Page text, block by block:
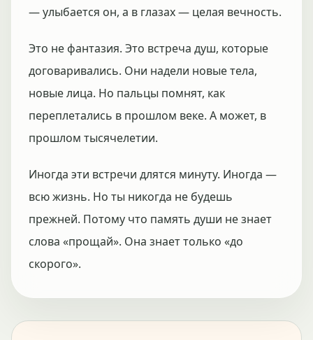
— улыбается он, а в глазах — целая вечность.
Это не фантазия. Это встреча душ, которые
договаривались. Они надели новые тела,
новые лица. Но пальцы помнят, как
переплетались в прошлом веке. А может, в
прошлом тысячелетии.
Иногда эти встречи длятся минуту. Иногда —
всю жизнь. Но ты никогда не будешь
прежней. Потому что память души не знает
слова «прощай». Она знает только «до
скорого».